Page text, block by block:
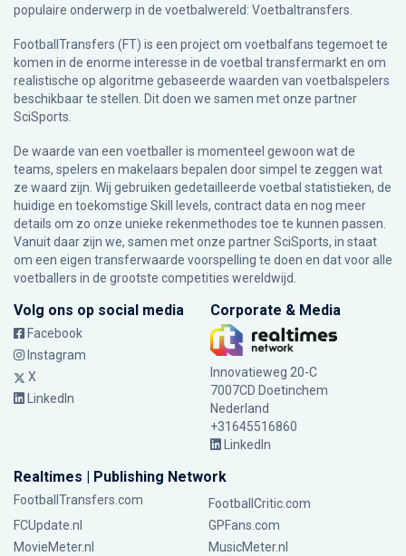
populaire onderwerp in de voetbalwereld: Voetbaltransfers.
FootballTransfers (FT) is een project om voetbalfans tegemoet te
komen in de enorme interesse in de voetbal transfermarkt en om
realistische op algoritme gebaseerde waarden van voetbalspelers
beschikbaar te stellen. Dit doen we samen met onze partner
SciSports
De waarde van een voetballer is momenteel gewoon wat de
teams, spelers en makelaars bepalen door simpel te zeggen wat
ze waard zijn. Wij gebruiken gedetailleerde voetbal statistieken, de
huidige en toekomstige Skill levels, contract data en nog meer
details om zo onze unieke rekenmethodes toe te kunnen passen.
Vanuit daar zijn we, samen met onze partner SciSports, in staat
om een eigen transferwaarde voorspelling te doen en dat voor alle
voetballers in de grootste competities wereldwijd.
Volg ons op social media
Facebook
Instagram
X
LinkedIn
Corporate & Media
Innovatieweg 20-C
7007CD Doetinchem
Nederland
+31645516860
LinkedIn
Realtimes | Publishing Network
FootballTransfers.com
FootballCritic.com
FCUpdate.nl
GPFans.com
MovieMeter.nl
MusicMeter.nl